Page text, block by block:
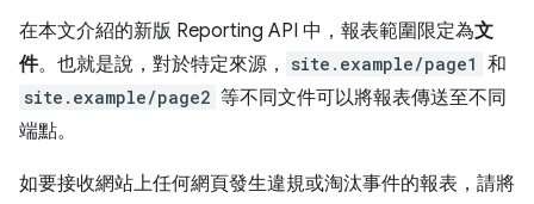
在本文介紹的新版 Reporting API 中，報表範圍限定為文
件。也就是說，對於特定來源， site.example/page1 和
site.example/page2 等不同文件可以將報表傳送至不同
端點。
如要接收網站上任何網頁發生違規或淘汰事件的報表，請將